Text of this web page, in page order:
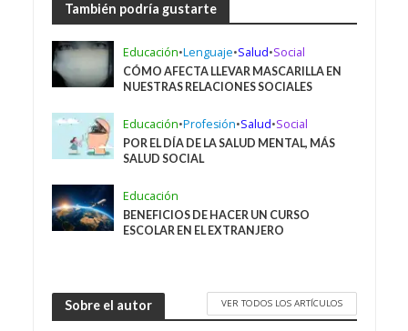
También podría gustarte
Educación•Lenguaje•Salud•Social
CÓMO AFECTA LLEVAR MASCARILLA EN
NUESTRAS RELACIONES SOCIALES
Educación•Profesión•Salud•Social
POR EL DÍA DE LA SALUD MENTAL, MÁS
SALUD SOCIAL
Educación
BENEFICIOS DE HACER UN CURSO
ESCOLAR EN EL EXTRANJERO
Sobre el autor VER TODOS LOS ARTÍCULOS